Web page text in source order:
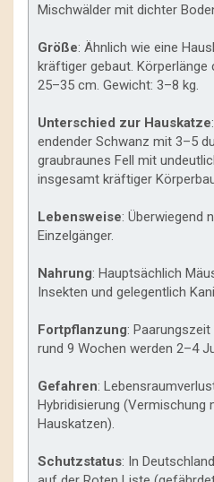
Mischwälder mit dichter
Größe: Ähnlich wie eine
kräftiger gebaut. Körperlänge
25–35 cm. Gewicht: 3–8 kg.
Unterschied zur Hauskatze
endender Schwanz mit 3–5
graubraunes Fell mit
insgesamt kräftiger
Lebensweise: Überwiegend
Einzelgänger.
Nahrung: Hauptsächlich
Insekten und gelegentlich
Fortpflanzung:
rund 9 Wochen werden 2–4
Gefahren:
Hybridisierung (Vermischung
Hauskatzen).
Schutzstatus: In